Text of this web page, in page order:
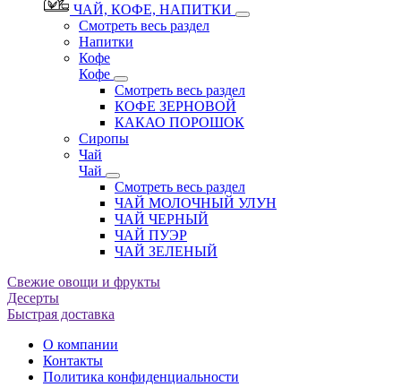
ЧАЙ, КОФЕ, НАПИТКИ
Смотреть весь раздел
Напитки
Кофе
Кофе
Смотреть весь раздел
КОФЕ ЗЕРНОВОЙ
КАКАО ПОРОШОК
Сиропы
Чай
Чай
Смотреть весь раздел
ЧАЙ МОЛОЧНЫЙ УЛУН
ЧАЙ ЧЕРНЫЙ
ЧАЙ ПУЭР
ЧАЙ ЗЕЛЕНЫЙ
Свежие овощи и фрукты
Десерты
Быстрая доставка
О компании
Контакты
Политика конфиденциальности